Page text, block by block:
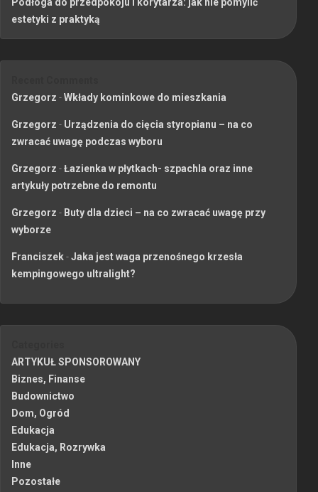
estetyki z praktyką
Grzegorz -Wkłady kominkowe do mieszkania
Grzegorz - Urządzenia do cięcia styropianu – na co
zwracać uwagę podczas wyboru
Grzegorz -Łazienka w płytkach- szpachla oraz inne
artykuły potrzebne do remontu
Grzegorz - Buty dla dzieci – na co zwracać uwagę przy
wyborze
Franciszek-Jaka jest waga przenośnego krzesła
kempingowego ultralight?
ARTYKUŁ SPONSOROWANY
Biznes, Finanse
Budownictwo
Dom, Ogród
Edukacja
Edukacja, Rozrywka
Inne
Pozostałe